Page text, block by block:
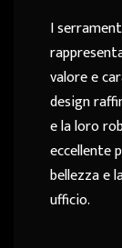
I
valore e
design
e la loro
eccellente
bellezza e
ufficio.